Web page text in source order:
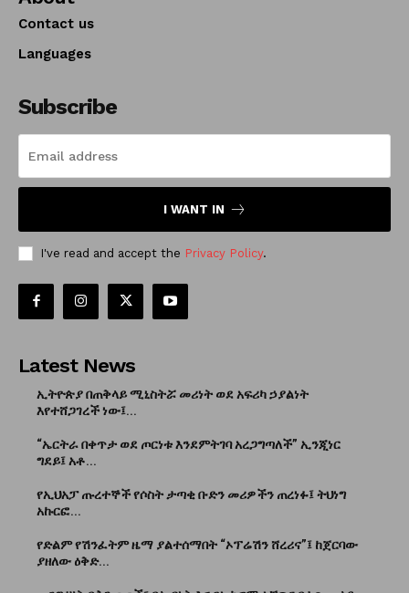
Contact us
Languages
Subscribe
I WANT IN
I've read and accept the Privacy Policy.
Latest News
ኢትዮጵያ በጠቅላይ ሚኒስትሯ መሪነት ወደ አፍሪካ ኃያልነት
እየተሸጋገረች ነው፤...
“ኤርትራ በቀጥታ ወደ ጦርነቱ እንደምትገባ አረጋግጣለች” ኢንጂነር
ግደይ፤ አቶ...
የኢህአፓ ጡረተኞች የሶስት ታጣቂ ቡድን መሪዎችን ጠረነፉ፤ ትህነግ
አኩርፎ...
የድልም የሽንፈትም ዜማ ያልተሰማበት “ኦፕሬሽን ሸረሪና”፤ ከጀርባው
ያዘለው ዕቅድ...